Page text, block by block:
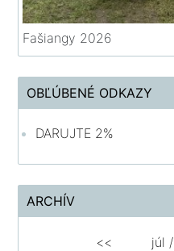
Fašiangy 2026
OBĽÚBENÉ ODKAZY
DARUJTE 2%
ARCHÍV
<< júl /